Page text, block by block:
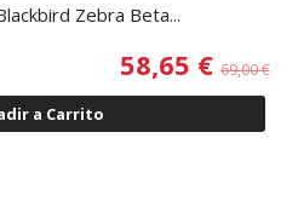
Zebra Beta...
58,65 €69,00 €
a Carrito